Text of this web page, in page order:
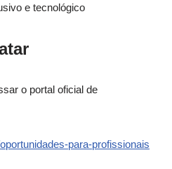
e tecnológico
o portal oficial de
para-profissionais